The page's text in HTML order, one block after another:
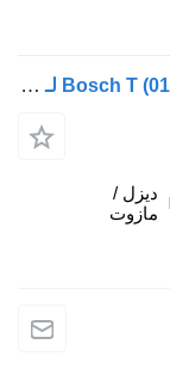
خرطوم جهاز التكييف Bosch T (01.13-) 87751 6605005 لـ السيارات القاطرة Renault T (2013-)
ديزل /
مازوت